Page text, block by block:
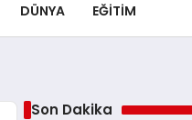
DÜNYA EĞITIM
Son Dakika